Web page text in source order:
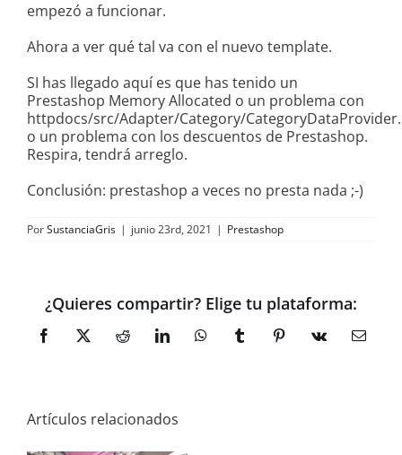
empezó a funcionar.
Ahora a ver qué tal va con el nuevo template.
SI has llegado aquí es que has tenido un
Prestashop Memory Allocated o un problema con
httpdocs/src/Adapter/Category/
o un problema con los descuentos de Prestashop.
Respira, tendrá arreglo.
Conclusión: prestashop a veces no presta nada ;-)
PorSustanciaGris | junio 23rd, 2021 | Prestashop
¿Quieres compartir? Elige tu plataforma:
Facebook
X RedditLinkedInWhatsAppTumblrPinterest
Vk
Correo
Artículos relacionados